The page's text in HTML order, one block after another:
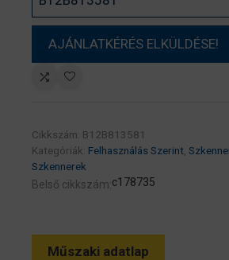
Cikkszám: B12B813581
Kategóriák: Felhasználás Szerint,
Szkennerek
Belső cikkszám:c178735
Műszaki adatlap